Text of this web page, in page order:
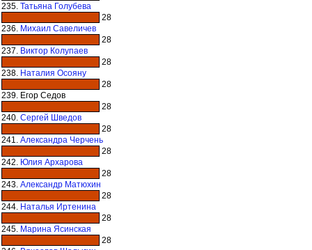
235. Татьяна Голубева
28
236. Михаил Савеличев
28
237. Виктор Колупаев
28
238. Наталия Осояну
28
239. Егор Седов
28
240. Сергей Шведов
28
241. Александра Черчень
28
242. Юлия Архарова
28
243. Александр Матюхин
28
244. Наталья Иртенина
28
245. Марина Ясинская
28